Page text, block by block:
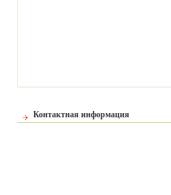
Контактная информация